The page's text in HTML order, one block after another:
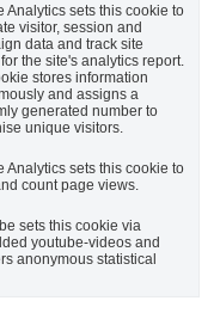
Analytics sets this cookie to
visitor, session and
data and track site
the site's analytics report.
stores information
and assigns a
generated number to
unique visitors.
Analytics sets this cookie to
count page views.
sets this cookie via
youtube-videos and
anonymous statistical